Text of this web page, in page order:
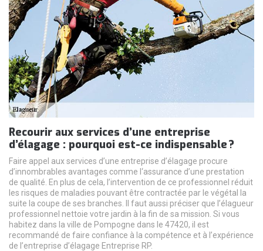
Recourir aux services d’une entreprise
d’élagage : pourquoi est-ce indispensable ?
Faire appel aux services d’une entreprise d’élagage procure
d’innombrables avantages comme l‘assurance d’une prestation
de qualité. En plus de cela, l’intervention de ce professionnel réduit
les risques de maladies pouvant être contractée par le végétal la
suite la coupe de ses branches. Il faut aussi préciser que l’élagueur
professionnel nettoie votre jardin à la fin de sa mission. Si vous
habitez dans la ville de Pompogne dans le 47420, il est
recommandé de faire confiance à la compétence et à l’expérience
de l’entreprise d’élagage Entreprise RP.